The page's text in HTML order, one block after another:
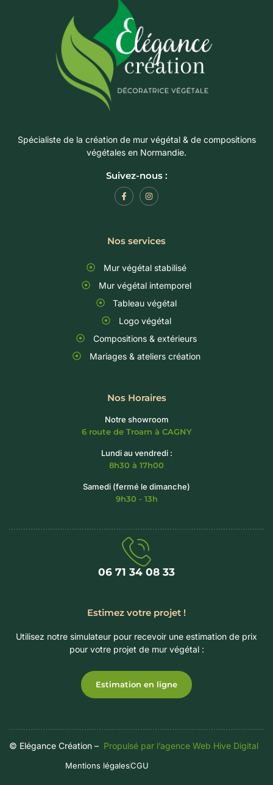
Spécialiste de la création de mur végétal & de compositions
végétales en Normandie.
Suivez-nous :
Nos services
Mur végétal stabilisé
Mur végétal intemporel
Tableau végétal
Logo végétal
Compositions & extérieurs
Mariages & ateliers création
Nos Horaires
Notre showroom
6 route de Troarn à CAGNY
Lundi au vendredi :
8h30 à 17h00
Samedi (fermé le dimanche)
9h30 - 13h
06 71 34 08 33‬
Estimez votre projet !
Utilisez notre simulateur pour recevoir une estimation de prix
pour votre projet de mur végétal :
Estimation en ligne
© Elégance Création – Propulsé par l’agence Web Hive Digital
Mentions légalesCGU